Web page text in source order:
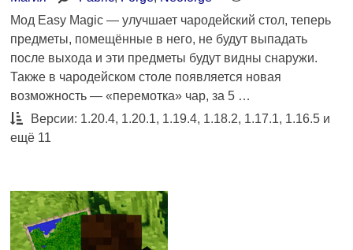
Мод Easy Magic — улучшает чародейский стол, теперь
предметы, помещённые в него, не будут выпадать
после выхода и эти предметы будут видны снаружи.
Также в чародейском столе появляется новая
возможность — «перемотка» чар, за 5 …
Версии: 1.20.4, 1.20.1, 1.19.4, 1.18.2, 1.17.1, 1.16.5 и
ещё 11